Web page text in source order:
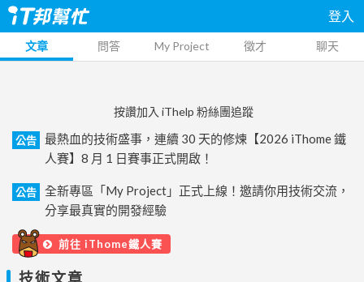
登入
文章 問答 My Project 徵才 聊天
按讚加入 iThelp 粉絲團追蹤
公告
最熱血的技術盛事，連續 30 天的修煉【2026 iThome 鐵
人賽】8 月 1 日賽事正式開啟！
公告
全新專區「My Project」正式上線！邀請你用技術交流，
分享最真實的開發經驗
前往 iThome鐵人賽
技術文章